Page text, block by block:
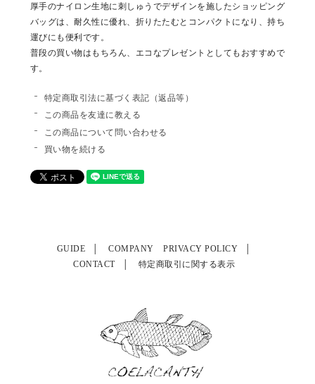
厚手のナイロン生地に刺しゅうでデザインを施したショッピング
バッグは、耐久性に優れ、折りたたむとコンパクトになり、持ち
運びにも便利です。
普段の買い物はもちろん、エコなプレゼントとしてもおすすめで
す。
特定商取引法に基づく表記（返品等）
この商品を友達に教える
この商品について問い合わせる
買い物を続ける
GUIDE COMPANY
PRIVACY POLICY
CONTACT
特定商取引に関する表示